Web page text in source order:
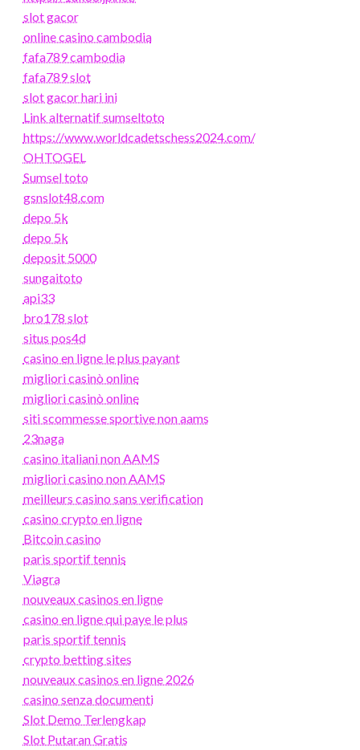
slot gacor
online casino cambodia
fafa789 cambodia
fafa789 slot
slot gacor hari ini
Link alternatif sumseltoto
https://www.worldcadetschess2024.com/
OHTOGEL
Sumsel toto
gsnslot48.com
depo 5k
depo 5k
deposit 5000
sungaitoto
api33
bro178 slot
situs pos4d
casino en ligne le plus payant
migliori casinò online
migliori casinò online
siti scommesse sportive non aams
23naga
casino italiani non AAMS
migliori casino non AAMS
meilleurs casino sans verification
casino crypto en ligne
Bitcoin casino
paris sportif tennis
Viagra
nouveaux casinos en ligne
casino en ligne qui paye le plus
paris sportif tennis
crypto betting sites
nouveaux casinos en ligne 2026
casino senza documenti
Slot Demo Terlengkap
Slot Putaran Gratis